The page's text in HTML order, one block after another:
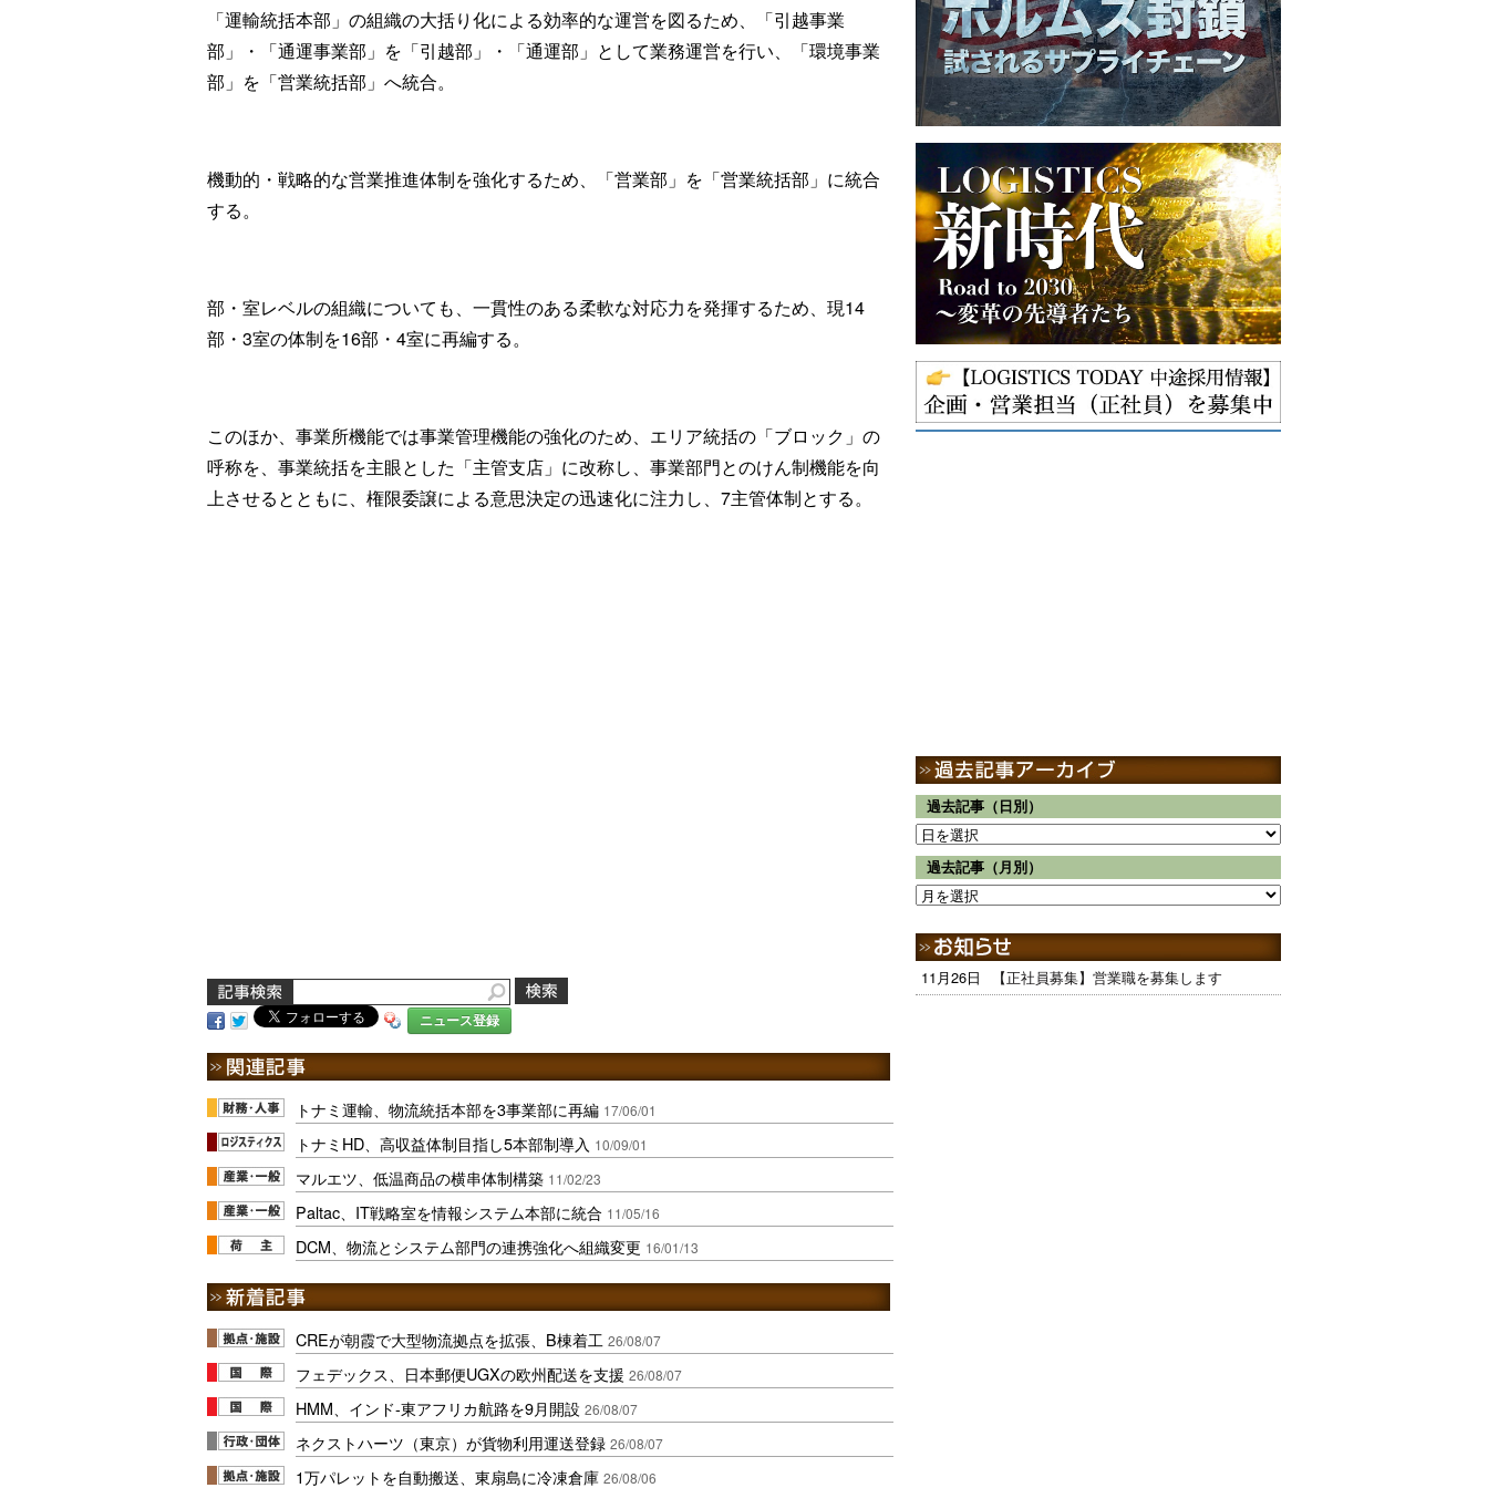
「運輸統括本部」の組織の大括り化による効率的な運営を図るため、「引越事業
部」・「通運事業部」を「引越部」・「通運部」として業務運営を行い、「環境事業
部」を「営業統括部」へ統合。
機動的・戦略的な営業推進体制を強化するため、「営業部」を「営業統括部」に統合
する。
部・室レベルの組織についても、一貫性のある柔軟な対応力を発揮するため、現14
部・3室の体制を16部・4室に再編する。
このほか、事業所機能では事業管理機能の強化のため、エリア統括の「ブロック」の
呼称を、事業統括を主眼とした「主管支店」に改称し、事業部門とのけん制機能を向
上させるとともに、権限委譲による意思決定の迅速化に注力し、7主管体制とする。
ニュース登録
トナミ運輸、物流統括本部を3事業部に再編 17/06/01
トナミHD、高収益体制目指し5本部制導入 10/09/01
マルエツ、低温商品の横串体制構築 11/02/23
Paltac、IT戦略室を情報システム本部に統合 11/05/16
DCM、物流とシステム部門の連携強化へ組織変更 16/01/13
CREが朝霞で大型物流拠点を拡張、B棟着工 26/08/07
フェデックス、日本郵便UGXの欧州配送を支援 26/08/07
HMM、インド-東アフリカ航路を9月開設 26/08/07
ネクストハーツ（東京）が貨物利用運送登録 26/08/07
1万パレットを自動搬送、東扇島に冷凍倉庫 26/08/06
過去記事（日別）
過去記事（月別）
11月26日 【正社員募集】営業職を募集します